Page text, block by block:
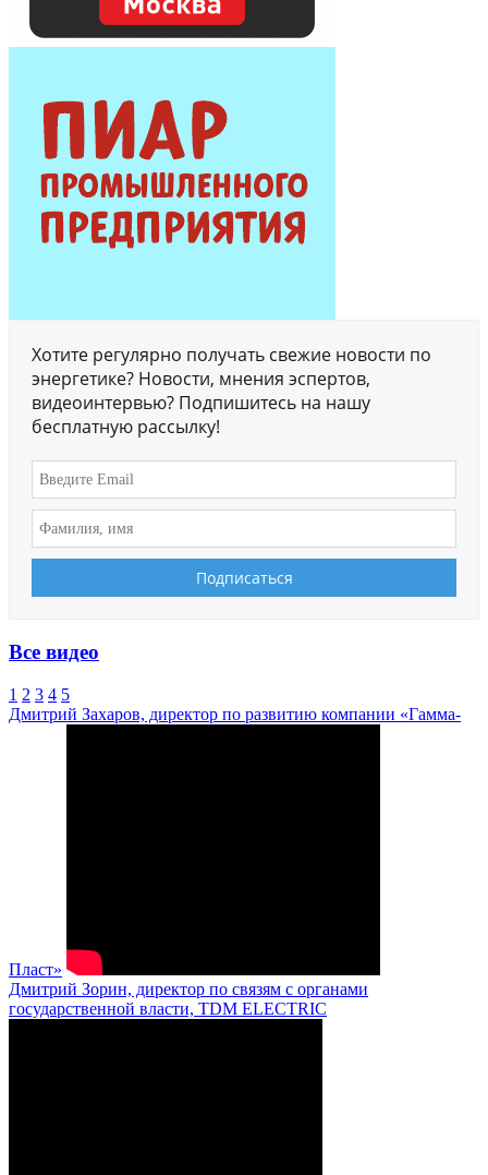
Хотите регулярно получать свежие новости по
энергетике? Новости, мнения эспертов,
видеоинтервью? Подпишитесь на нашу
бесплатную рассылку!
Все видео
1 2 3 4 5
Дмитрий Захаров, директор по развитию компании «Гамма-
Пласт»
Дмитрий Зорин, директор по связям с органами
государственной власти, TDM ELECTRIC